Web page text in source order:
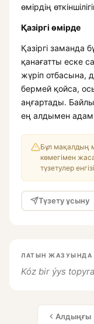
өмірдің
Қазіргі өмірде
Қазіргі заманда
қанағатты еске
жүріп отбасына,
бермей қойса,
аңғартады.
ең алдымен
Бұл мақалдың
көмегімен
түзетулер
Түзету ұсыну
ЛАТЫН ЖАЗУЫНДА
Kóz bir ýys
Алдыңғы